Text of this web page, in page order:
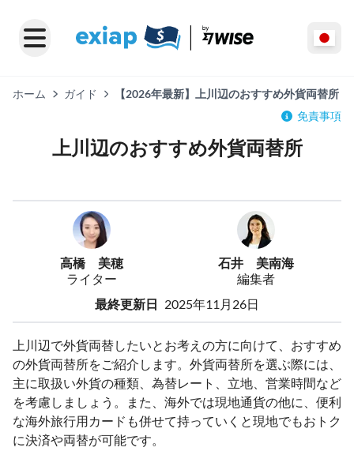
ホーム ガイド
【2026年最新】上川辺のおすすめ外貨両替所
免責事項
上川辺のおすすめ外貨両替所
高橋 美穂
ライター
石井 美南海
編集者
最終更新日 2025年11月26日
上川辺で外貨両替したいとお考えの方に向けて、おすすめ
の外貨両替所をご紹介します。外貨両替所を選ぶ際には、
主に取扱い外貨の種類、為替レート、立地、営業時間など
を考慮しましょう。また、海外では現地通貨の他に、便利
な海外旅行用カードも併せて持っていくと現地でもおトク
に決済や両替が可能です。